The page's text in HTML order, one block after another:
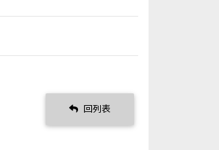
回列表